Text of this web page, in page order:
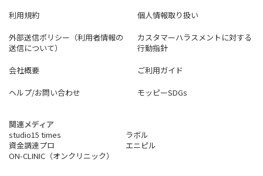
利用規約
個人情報取り扱い
外部送信ポリシー（利用者情報の
送信について）
カスタマーハラスメントに対する
行動指針
会社概要
ご利用ガイド
ヘルプ/お問い合わせ
モッピーSDGs
関連メディア
studio15 times
ラボル
資金調達プロ
エニピル
ON-CLINIC（オンクリニック）